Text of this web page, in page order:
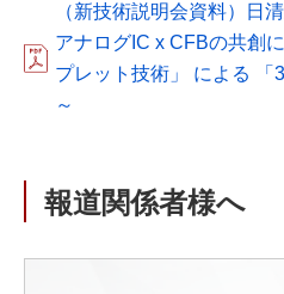
（新技術説明会資料）日
アナログIC x CFBの共創
プレット技術」 による 「
～
報道関係者様へ